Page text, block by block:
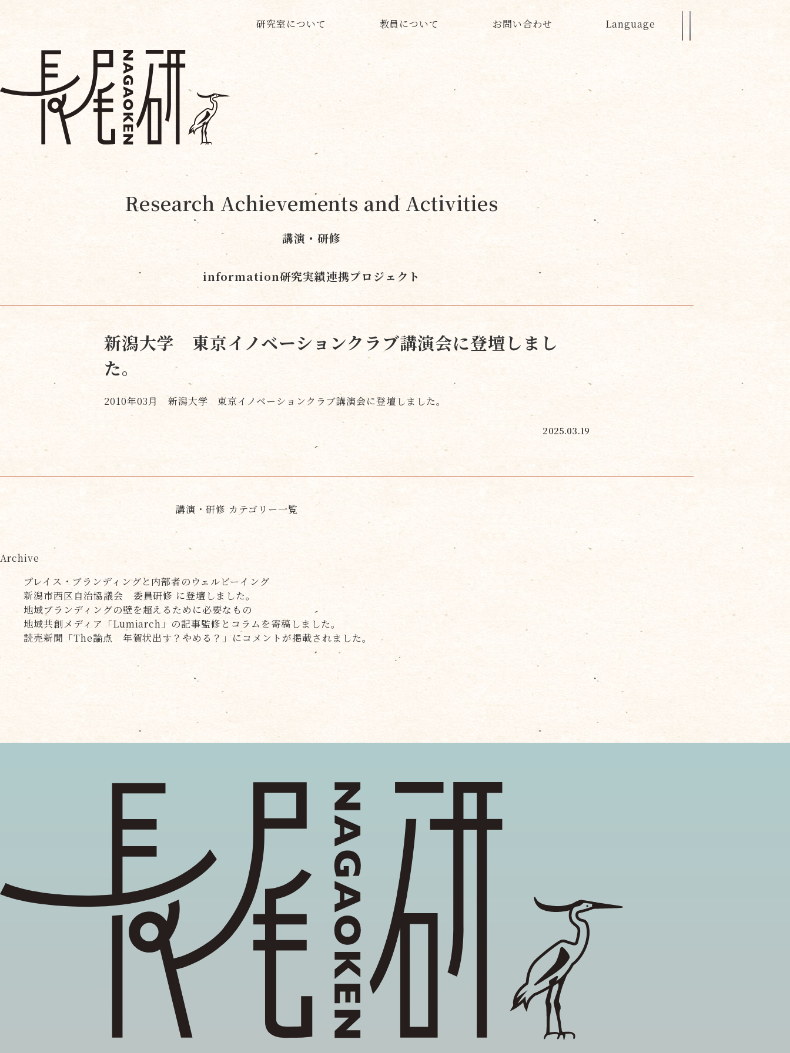
研究室について 教員について お問い合わせ Language
Research Achievements and Activities
講演・研修
information研究実績連携プロジェクト
新潟大学 東京イノベーションクラブ講演会に登壇しまし
た。
2010年03月 新潟大学 東京イノベーションクラブ講演会に登壇しました。
2025.03.19
講演・研修 カテゴリー一覧
Archive
プレイス・ブランディングと内部者のウェルビーイング
新潟市西区自治協議会 委員研修 に登壇しました。
地域ブランディングの壁を超えるために必要なもの
地域共創メディア「Lumiarch」の記事監修とコラムを寄稿しました。
読売新聞「The論点 年賀状出す？やめる？」にコメントが掲載されました。